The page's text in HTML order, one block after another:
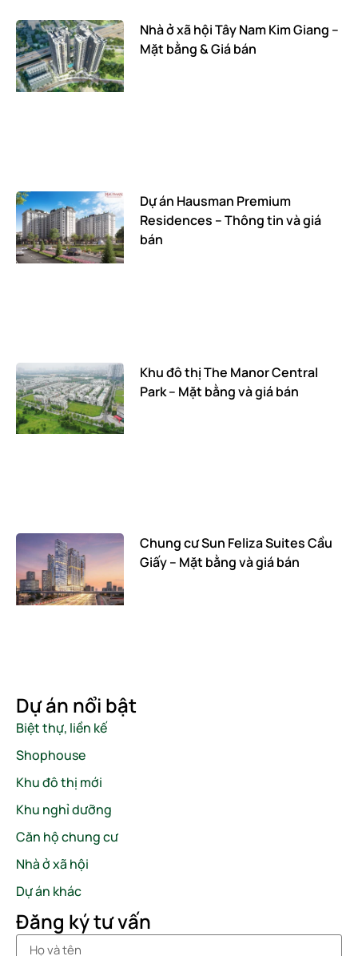
Nhà ở xã hội Tây Nam Kim Giang –
Mặt bằng & Giá bán
Dự án Hausman Premium
Residences – Thông tin và giá
bán
Khu đô thị The Manor Central
Park – Mặt bằng và giá bán
Chung cư Sun Feliza Suites Cầu
Giấy – Mặt bằng và giá bán
Dự án nổi bật
Biệt thự, liền kế
Shophouse
Khu đô thị mới
Khu nghỉ dưỡng
Căn hộ chung cư
Nhà ở xã hội
Dự án khác
Đăng ký tư vấn